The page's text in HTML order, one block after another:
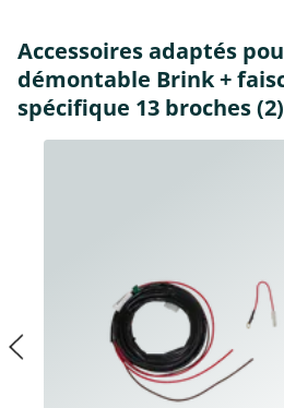
Accessoires adaptés
démontable Brink +
spécifique 13 broches (2)